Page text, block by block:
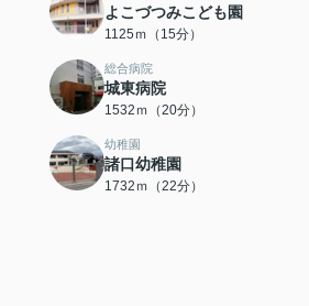
よこづつみこども園
1125ｍ（15分）
総合病院
城東病院
1532ｍ（20分）
幼稚園
諸口幼稚園
1732ｍ（22分）